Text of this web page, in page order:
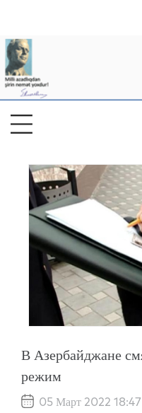
В Азербайджане
режим
05 Март 2022 18:47